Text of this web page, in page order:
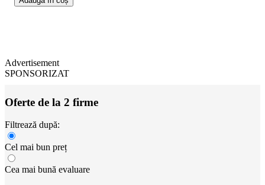
Advertisement
SPONSORIZAT
Oferte de la 2 firme
Filtrează după:
Cel mai bun preț
Cea mai bună evaluare